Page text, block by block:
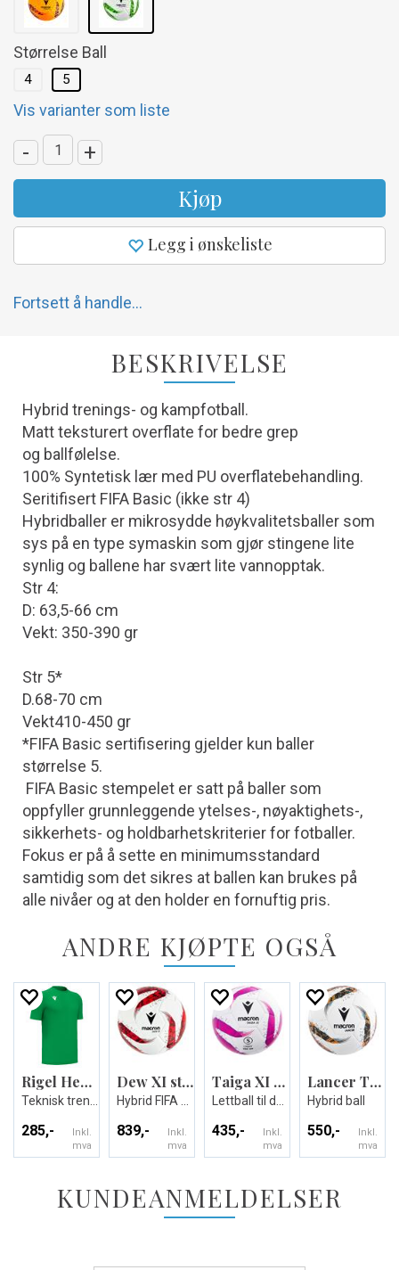
Størrelse Ball
4 5
Vis varianter som liste
- +
Kjøp
Legg i ønskeliste
Fortsett å handle...
BESKRIVELSE
Hybrid trenings- og kampfotball.
Matt teksturert overflate for bedre grep
og ballfølelse.
100% Syntetisk lær med PU overflatebehandling.
Seritifisert FIFA Basic (ikke str 4)
Hybridballer er mikrosydde høykvalitetsballer som
sys på en type symaskin som gjør stingene lite
synlig og ballene har svært lite vannopptak.
Str 4:
D: 63,5-66 cm
Vekt: 350-390 gr
Str 5*
D.68-70 cm
Vekt410-450 gr
*FIFA Basic sertifisering gjelder kun baller
størrelse 5.
FIFA Basic stempelet er satt på baller som
oppfyller grunnleggende ytelses-, nøyaktighets-,
sikkerhets- og holdbarhetskriterier for fotballer.
Fokus er på å sette en minimumsstandard
samtidig som det sikres at ballen kan brukes på
alle nivåer og at den holder en fornuftig pris.
ANDRE KJØPTE OGSÅ
Rigel Hero Shirt SS
285,-
Inkl.
mva
Dew XI str 5
839,-
Inkl.
mva
Taiga XI Light
435,-
Inkl.
mva
Lancer Training Ball
Hybrid ball
550,-
Inkl.
mva
KUNDEANMELDELSER